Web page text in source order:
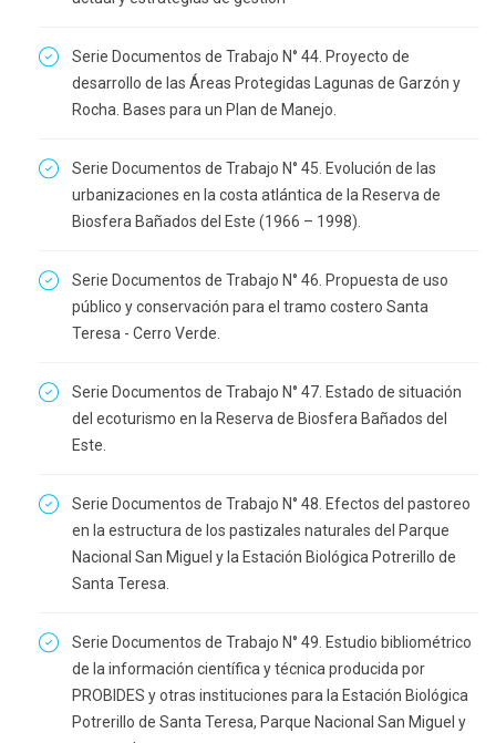
Serie Documentos de Trabajo N° 44. Proyecto de
desarrollo de las Áreas Protegidas Lagunas de Garzón y
Rocha. Bases para un Plan de Manejo.
Serie Documentos de Trabajo N° 45. Evolución de las
urbanizaciones en la costa atlántica de la Reserva de
Biosfera Bañados del Este (1966 – 1998).
Serie Documentos de Trabajo N° 46. Propuesta de uso
público y conservación para el tramo costero Santa
Teresa - Cerro Verde.
Serie Documentos de Trabajo N° 47. Estado de situación
del ecoturismo en la Reserva de Biosfera Bañados del
Este.
Serie Documentos de Trabajo N° 48. Efectos del pastoreo
en la estructura de los pastizales naturales del Parque
Nacional San Miguel y la Estación Biológica Potrerillo de
Santa Teresa.
Serie Documentos de Trabajo N° 49. Estudio bibliométrico
de la información científica y técnica producida por
PROBIDES y otras instituciones para la Estación Biológica
Potrerillo de Santa Teresa, Parque Nacional San Miguel y